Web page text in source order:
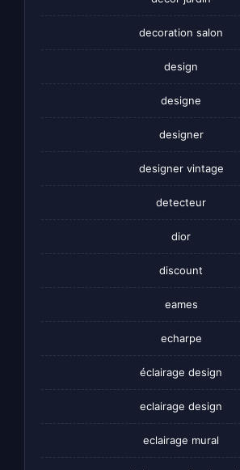
decoration salon
design
designe
designer
designer vintage
detecteur
dior
discount
eames
echarpe
éclairage design
eclairage design
eclairage mural